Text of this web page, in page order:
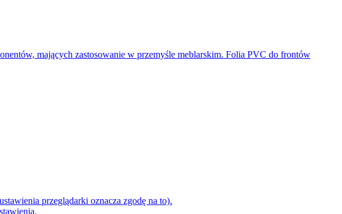
przeglądarki oznacza zgodę na to).